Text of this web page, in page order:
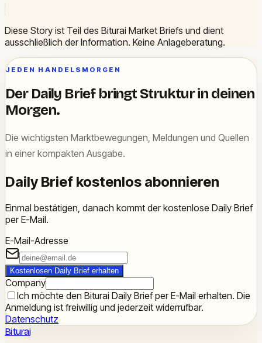
Diese Story ist Teil des Biturai Market Briefs und dient
ausschließlich der Information. Keine Anlageberatung.
JEDEN HANDELSMORGEN
Der Daily Brief bringt Struktur in deinen
Morgen.
Die wichtigsten Marktbewegungen, Meldungen und Quellen
in einer kompakten Ausgabe.
Daily Brief kostenlos abonnieren
Einmal bestätigen, danach kommt der kostenlose Daily Brief
per E-Mail.
E-Mail-Adresse
Kostenlosen Daily Brief erhalten
Company
Ich möchte den Biturai Daily Brief per E-Mail erhalten. Die
Anmeldung ist freiwillig und jederzeit widerrufbar.
Datenschutz
Biturai